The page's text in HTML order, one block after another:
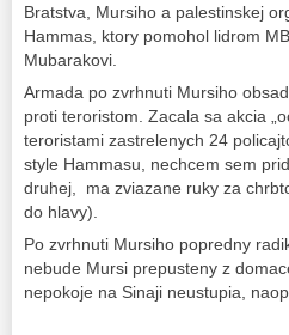
Bratstva, Mursiho a palestinskej
Hammas, ktory pomohol lidrom
Mubarakovi.
Armada po zvrhnuti Mursiho
proti teroristom. Zacala sa akcia
teroristami zastrelenych 24
style Hammasu, nechcem sem
druhej, ma zviazane ruky za
do hlavy).
Po zvrhnuti Mursiho popredny
nebude Mursi prepusteny z
nepokoje na Sinaji neustupia,